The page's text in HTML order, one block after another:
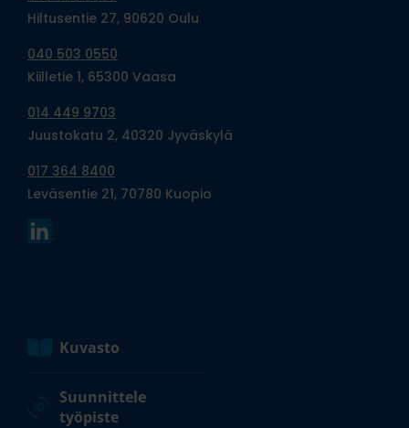
Hiltusentie 27, 90620 Oulu
040 503 0550
Kiilletie 1, 65300 Vaasa
014 449 9703
Juustokatu 2, 40320 Jyväskylä
017 364 8400
Leväsentie 21, 70780 Kuopio
Kuvasto
Suunnittele
työpiste